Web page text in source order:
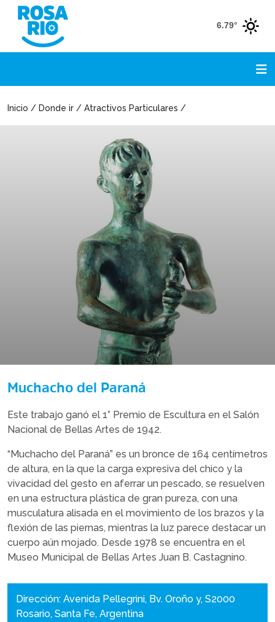
6.79°
Inicio / Donde ir / Atractivos Particulares /
Muchacho del Paraná
Este trabajo ganó el 1° Premio de Escultura en el Salón
Nacional de Bellas Artes de 1942.
“Muchacho del Paraná” es un bronce de 164 centímetros
de altura, en la que la carga expresiva del chico y la
vivacidad del gesto en aferrar un pescado, se resuelven
en una estructura plástica de gran pureza, con una
musculatura alisada en el movimiento de los brazos y la
flexión de las piernas, mientras la luz parece destacar un
cuerpo aún mojado. Desde 1978 se encuentra en el
Museo Municipal de Bellas Artes Juan B. Castagnino.
Dirección: Avenida Pellegrini, Bv. Oroño y, S2000
Rosario, Santa Fe, Argentina